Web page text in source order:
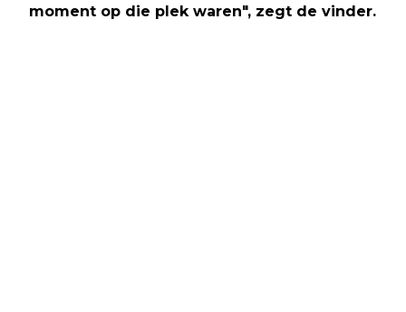
moment op die plek waren", zegt de vinder.